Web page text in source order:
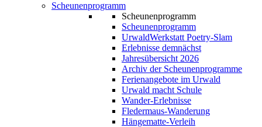
Scheunenprogramm
Scheunenprogramm
Scheunenprogramm
UrwaldWerkstatt Poetry-Slam
Erlebnisse demnächst
Jahresübersicht 2026
Archiv der Scheunenprogramme
Ferienangebote im Urwald
Urwald macht Schule
Wander-Erlebnisse
Fledermaus-Wanderung
Hängematte-Verleih